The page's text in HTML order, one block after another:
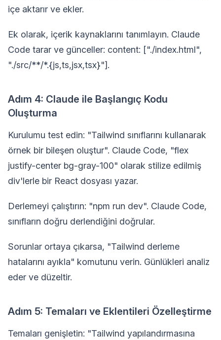
içe aktarır ve ekler.
Ek olarak, içerik kaynaklarını tanımlayın. Claude
Code tarar ve günceller: content: ["./index.html",
"./src/**/*.{js,ts,jsx,tsx}"].
Adım 4: Claude ile Başlangıç Kodu
Oluşturma
Kurulumu test edin: "Tailwind sınıflarını kullanarak
örnek bir bileşen oluştur". Claude Code, "flex
justify-center bg-gray-100" olarak stilize edilmiş
div'lerle bir React dosyası yazar.
Derlemeyi çalıştırın: "npm run dev". Claude Code,
sınıfların doğru derlendiğini doğrular.
Sorunlar ortaya çıkarsa, "Tailwind derleme
hatalarını ayıkla" komutunu verin. Günlükleri analiz
eder ve düzeltir.
Adım 5: Temaları ve Eklentileri Özelleştirme
Temaları genişletin: "Tailwind yapılandırmasına